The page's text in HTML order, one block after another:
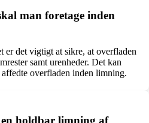
man foretage inden
det vigtigt at sikre, at overfladen
samt urenheder. Det kan
overfladen inden limning.
holdbar limning af